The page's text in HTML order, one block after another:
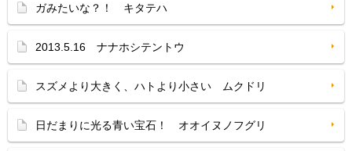
ガみたいな？！ キタテハ
2013.5.16 ナナホシテントウ
スズメより大きく、ハトより小さい ムクドリ
日だまりに光る青い宝石！ オオイヌノフグリ